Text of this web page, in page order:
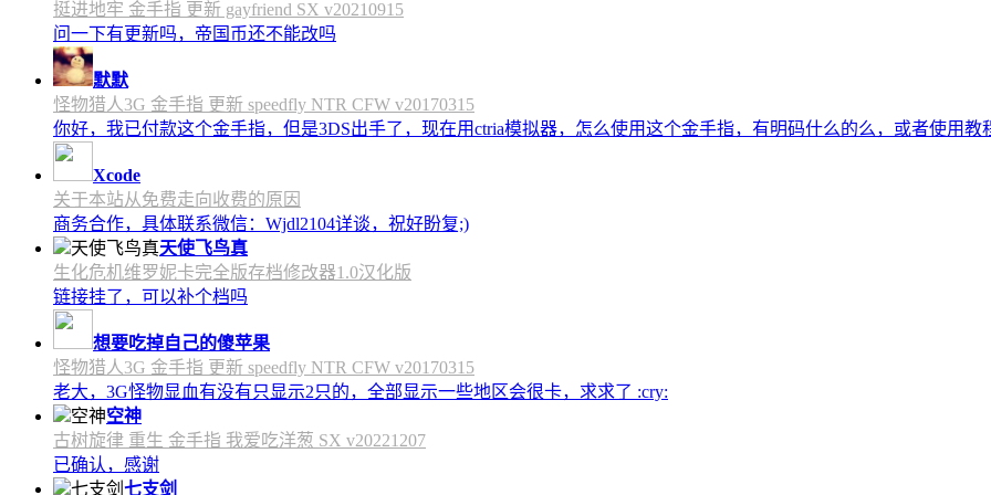
挺进地牢 金手指 更新 gayfriend SX v20210915
问一下有更新吗，帝国币还不能改吗
默默
怪物猎人3G 金手指 更新 speedfly NTR CFW v20170315
你好，我已付款这个金手指，但是3DS出手了，现在用ctria模拟器，怎么使用这个金手指，有明码什么的么，或者使用教
Xcode
关于本站从免费走向收费的原因
商务合作，具体联系微信：Wjdl2104详谈，祝好盼复;)
天使飞鸟真
生化危机维罗妮卡完全版存档修改器1.0汉化版
链接挂了，可以补个档吗
想要吃掉自己的傻苹果
怪物猎人3G 金手指 更新 speedfly NTR CFW v20170315
老大，3G怪物显血有没有只显示2只的，全部显示一些地区会很卡，求求了 :cry:
空神
古树旋律 重生 金手指 我爱吃洋葱 SX v20221207
已确认，感谢
七支剑